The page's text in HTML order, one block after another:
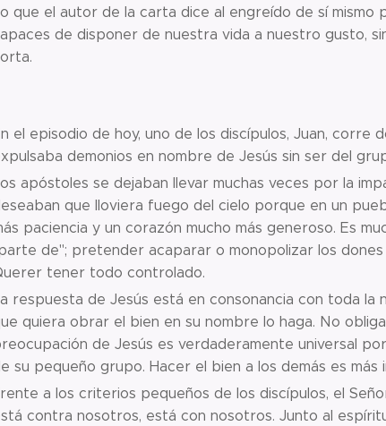
que el autor de la carta dice al engreído de sí
de disponer de nuestra vida a nuestro gusto,
el episodio de hoy, uno de los discípulos, Juan,
demonios en nombre de Jesús sin ser del
apóstoles se dejaban llevar muchas veces por la
que lloviera fuego del cielo porque en un
paciencia y un corazón mucho más generoso. Es
de"; pretender acaparar o monopolizar los
tener todo controlado.
respuesta de Jesús está en consonancia con toda
quiera obrar el bien en su nombre lo haga. No
de Jesús es verdaderamente universal
su pequeño grupo. Hacer el bien a los demás es
a los criterios pequeños de los discípulos, el
contra nosotros, está con nosotros. Junto al